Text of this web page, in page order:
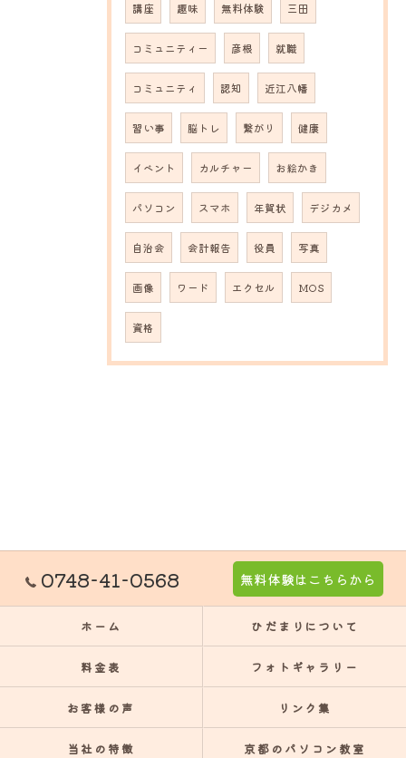
講座 趣味 無料体験 三田
コミュニティー 彦根 就職
コミュニティ 認知 近江八幡
習い事 脳トレ 繋がり 健康
イベント カルチャー お絵かき
パソコン スマホ 年賀状 デジカメ
自治会 会計報告 役員 写真
画像 ワード エクセル MOS
資格
0748-41-0568 無料体験はこちらから
ホーム ひだまりについて
料金表 フォトギャラリー
お客様の声 リンク集
当社の特徴 京都のパソコン教室